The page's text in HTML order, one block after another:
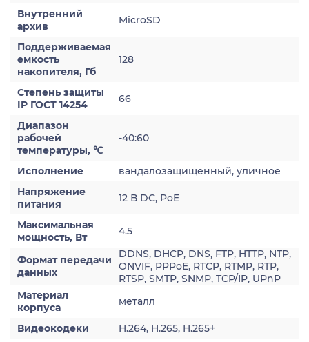
Внутренний
архив
MicroSD
Поддерживаемая
емкость
накопителя, Гб
128
Степень защиты
IP ГОСТ 14254
66
Диапазон
рабочей
температуры, ℃
-40:60
Исполнение
вандалозащищенный, уличное
Напряжение
питания
12 В DC, PoE
Максимальная
мощность, Вт
4.5
Формат передачи
данных
DDNS, DHCP, DNS, FTP, HTTP, NTP,
ONVIF, PPPoE, RTCP, RTMP, RTP,
RTSP, SMTP, SNMP, TCP/IP, UPnP
Материал
корпуса
металл
Видеокодеки
H.264, H.265, H.265+